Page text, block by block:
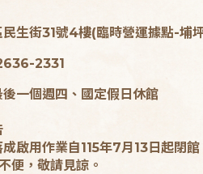
生街31號4樓(臨時營運據點-埔
2331
一個週四、國定假日休館
啟用作業自115年7月13日起閉
便，敬請見諒。